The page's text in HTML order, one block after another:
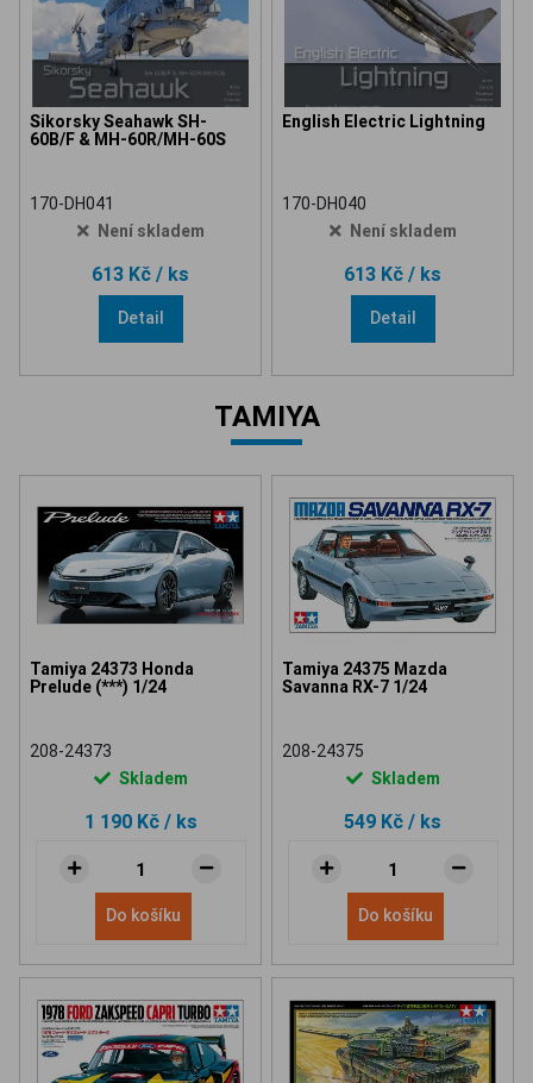
Sikorsky Seahawk SH-
60B/F & MH-60R/MH-60S
170-DH041
Není skladem
613 Kč / ks
Detail
English Electric Lightning
170-DH040
Není skladem
613 Kč / ks
Detail
TAMIYA
Tamiya 24373 Honda
Prelude (***) 1/24
208-24373
Skladem
1 190 Kč / ks
Do košíku
Tamiya 24375 Mazda
Savanna RX-7 1/24
208-24375
Skladem
549 Kč / ks
Do košíku